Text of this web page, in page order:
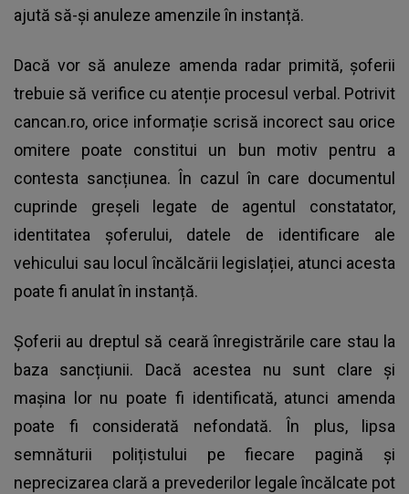
ajută să-și anuleze amenzile în instanță.
Dacă vor să anuleze amenda radar primită, șoferii
trebuie să verifice cu atenție procesul verbal. Potrivit
cancan.ro, orice informație scrisă incorect sau orice
omitere poate constitui un bun motiv pentru a
contesta sancțiunea. În cazul în care documentul
cuprinde greșeli legate de agentul constatator,
identitatea șoferului, datele de identificare ale
vehicului sau locul încălcării legislației, atunci acesta
poate fi anulat în instanță.
Șoferii au dreptul să ceară înregistrările care stau la
baza sancțiunii. Dacă acestea nu sunt clare și
mașina lor nu poate fi identificată, atunci amenda
poate fi considerată nefondată. În plus, lipsa
semnăturii polițistului pe fiecare pagină și
neprecizarea clară a prevederilor legale încălcate pot